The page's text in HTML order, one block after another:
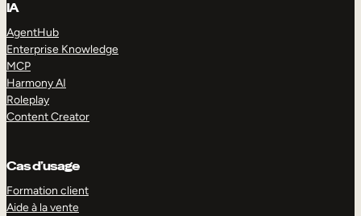
IA
AgentHub
Enterprise Knowledge
MCP
Harmony AI
Roleplay
Content Creator
Cas d’usage
Formation client
Aide à la vente